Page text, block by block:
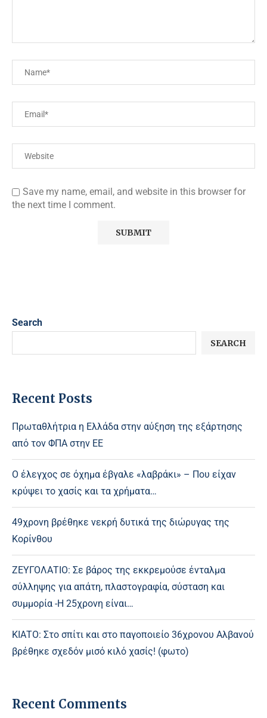
Save my name, email, and website in this browser for
the next time I comment.
Search
SEARCH
Recent Posts
Πρωταθλήτρια η Ελλάδα στην αύξηση της εξάρτησης
από τον ΦΠΑ στην ΕΕ
Ο έλεγχος σε όχημα έβγαλε «λαβράκι» – Που είχαν
κρύψει το χασίς και τα χρήματα…
49χρονη βρέθηκε νεκρή δυτικά της διώρυγας της
Κορίνθου
ΖΕΥΓΟΛΑΤΙΟ: Σε βάρος της εκκρεμούσε ένταλμα
σύλληψης για απάτη, πλαστογραφία, σύσταση και
συμμορία -Η 25χρονη είναι…
ΚΙΑΤΟ: Στο σπίτι και στο παγοποιείο 36χρονου Αλβανού
βρέθηκε σχεδόν μισό κιλό χασίς! (φωτο)
Recent Comments